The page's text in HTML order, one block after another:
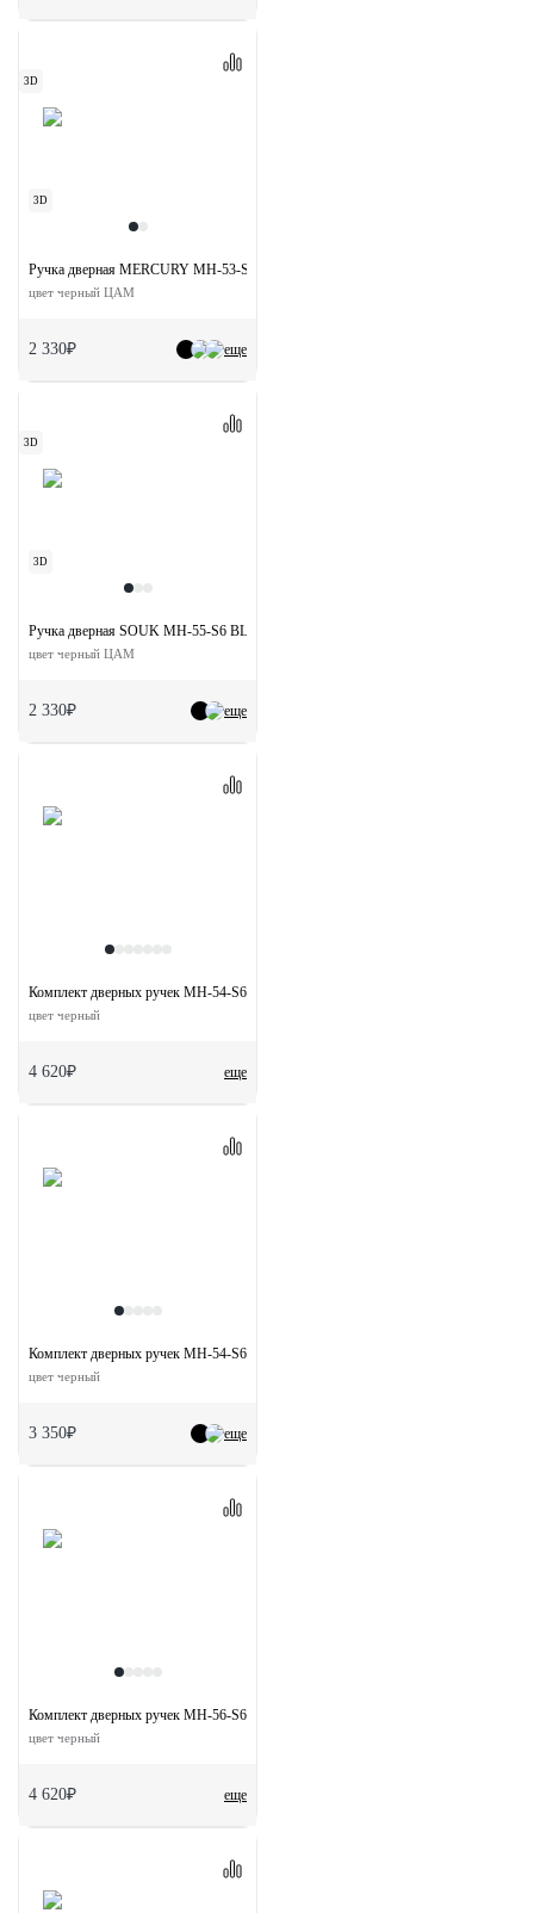
3D
3D
еще
Ручка дверная MERCURY MH-53-S6 BL на квадратной розетке
цвет черный ЦАМ
2 330₽
3D
3D
еще
Ручка дверная SOUK MH-55-S6 BL раздельная на квадратной розетке
цвет черный ЦАМ
2 330₽
еще
Комплект дверных ручек MH-54-S6 BL с заверткой MH-WC-S6 BL + замок
цвет черный
4 620₽
еще
Комплект дверных ручек MH-54-S6 BL с заверткой MH-WC-S6 BL
цвет черный
3 350₽
еще
Комплект дверных ручек MH-56-S6 BL с заверткой MH-WC-S6 BL + магнитный
цвет черный
4 620₽